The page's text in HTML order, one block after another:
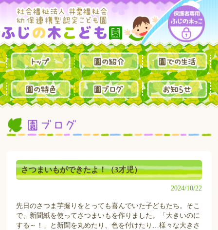
さつまいもができたよ！（3才児）
2024/10/22
先日のさつま芋掘りをとっても喜んでいた子どもたち。そこ
で、新聞紙を使ってさつまいもを作りました。「大きいのに
する～！」と新聞を丸めたり、色を付けたり…様々な大きさ